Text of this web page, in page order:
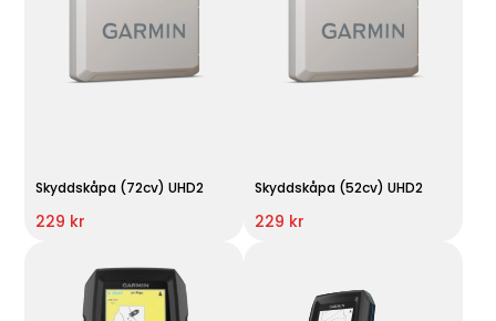
Skyddskåpa (72cv) UHD2
229 kr
Skyddskåpa (52cv) UHD2
229 kr